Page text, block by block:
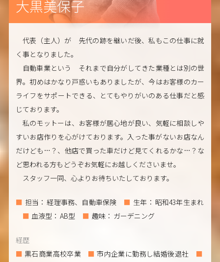
大黒美保子
代表（主人）が 先代の跡を継いだ後、私もこの仕事に就
く事となりました。
自動車業という それまで自分がしてきた業種とは別の世
界。初めはかなり戸惑いもありましたが、今はお客様のカー
ライフをサポートできる、とてもやりがいのある仕事だと感
じております。
私のモットーは、お客様が居心地が良い、気軽に相談しや
すいお店作りを心がけております。入った事がないお店なん
だけども…？、他店で買った車だけど見てくれるかな…？な
ど思われる方もどうぞお気軽にお越しくださいませ。
スタッフ一同、心よりお待ちいたしております。
担当 経理事務、自動車保険 生年
昭和43年生まれ
血液型
AB型 趣味 ガーデニング
経歴
黒石商業高校卒業
市内企業に勤務し結婚後退社